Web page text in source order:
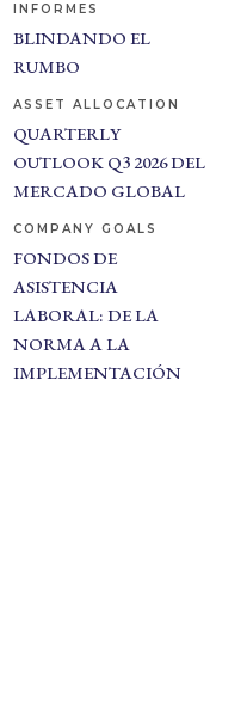
INFORMES
BLINDANDO EL
RUMBO
ASSET ALLOCATION
QUARTERLY
OUTLOOK Q3 2026 DEL
MERCADO GLOBAL
COMPANY GOALS
FONDOS DE
ASISTENCIA
LABORAL: DE LA
NORMA A LA
IMPLEMENTACIÓN